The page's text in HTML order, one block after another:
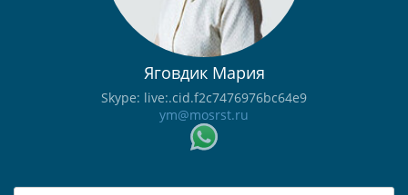
Яговдик Мария
Skype: live:.cid.f2c7476976bc64e9
ym@mosrst.ru